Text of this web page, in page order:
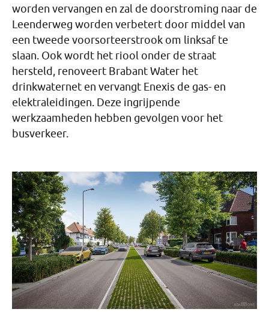
worden vervangen en zal de doorstroming naar de
Leenderweg worden verbetert door middel van
een tweede voorsorteerstrook om linksaf te
slaan. Ook wordt het riool onder de straat
hersteld, renoveert Brabant Water het
drinkwaternet en vervangt Enexis de gas- en
elektraleidingen. Deze ingrijpende
werkzaamheden hebben gevolgen voor het
busverkeer.